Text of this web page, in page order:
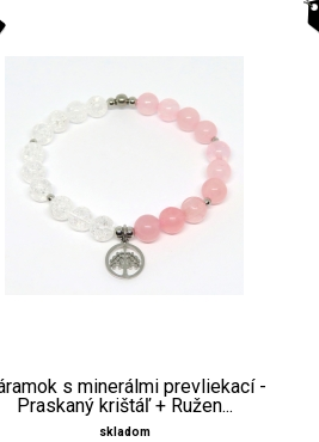
s minerálmi prevliekací -
Praskaný krištáľ + Ružen...
skladom